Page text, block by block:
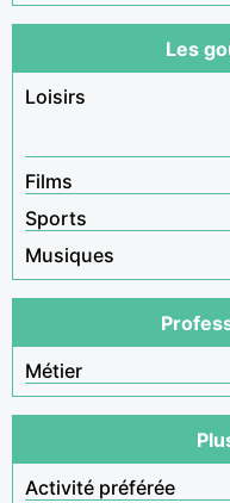
Les
Loisirs
Films
Sports
Musiques
Métier
Activité préférée